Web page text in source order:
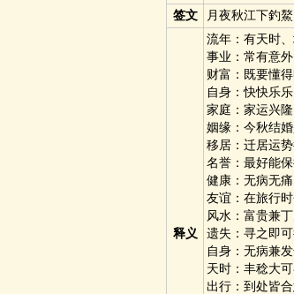
签文
月夜秋江下釣
释义
流年：有天时
事业：常有意
财富：既要懂
自身：快快乐
家庭：家运兴
姻缘：今秋结
移居：迁居运
名誉：最好能
健康：无病无
友谊：在旅行
风水：富贵兼
遗失：寻之即
自身：无病兼
天时：丰稔大
出行：到处皆